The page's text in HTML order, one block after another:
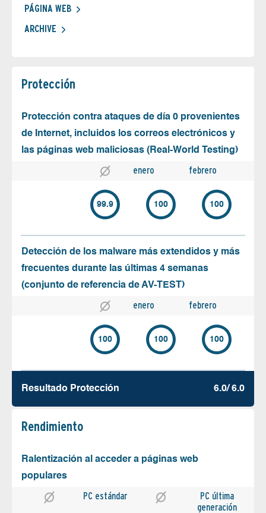
PÁGINA WEB
ARCHIVE
Protección
Protección contra ataques de día 0 provenientes
de Internet, incluidos los correos electrónicos y
las páginas web maliciosas (Real-World Testing)
enero febrero
99.9 100 100
Detección de los malware más extendidos y más
frecuentes durante las últimas 4 semanas
(conjunto de referencia de AV-TEST)
enero febrero
100 100 100
Resultado Protección 6.0/ 6.0
Rendimiento
Ralentización al acceder a páginas web
populares
PC estándar
PC última
generación